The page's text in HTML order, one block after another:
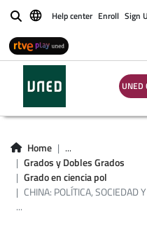
BuscarHelp center Enroll Sign
UNED
Home
...
Grados y Dobles Grados
Grado en ciencia pol
CHINA: POLÍTICA, SOCIEDAD Y
...
CHINA: